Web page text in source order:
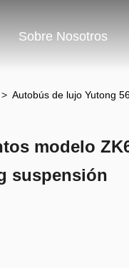
Sobre Nosotros
> Autobús de lujo Yutong
modelo
suspensión